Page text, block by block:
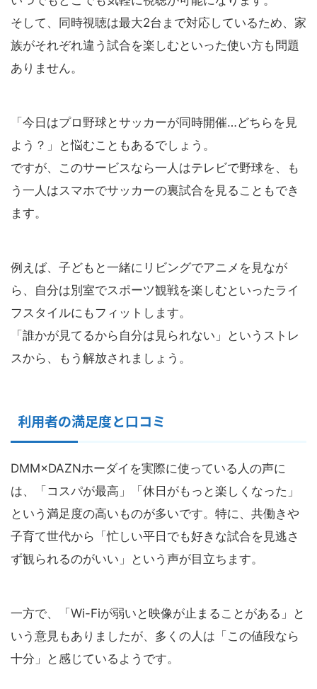
そして、同時視聴は最大2台まで対応しているため、家
族がそれぞれ違う試合を楽しむといった使い方も問題
ありません。
「今日はプロ野球とサッカーが同時開催…どちらを見
よう？」と悩むこともあるでしょう。
ですが、このサービスなら一人はテレビで野球を、も
う一人はスマホでサッカーの裏試合を見ることもでき
ます。
例えば、子どもと一緒にリビングでアニメを見なが
ら、自分は別室でスポーツ観戦を楽しむといったライ
フスタイルにもフィットします。
「誰かが見てるから自分は見られない」というストレ
スから、もう解放されましょう。
利用者の満足度と口コミ
DMM×DAZNホーダイを実際に使っている人の声に
は、「コスパが最高」「休日がもっと楽しくなった」
という満足度の高いものが多いです。特に、共働きや
子育て世代から「忙しい平日でも好きな試合を見逃さ
ず観られるのがいい」という声が目立ちます。
一方で、「Wi-Fiが弱いと映像が止まることがある」と
いう意見もありましたが、多くの人は「この値段なら
十分」と感じているようです。